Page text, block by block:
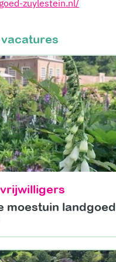
zuylestein.nl/
moestuin landgoed